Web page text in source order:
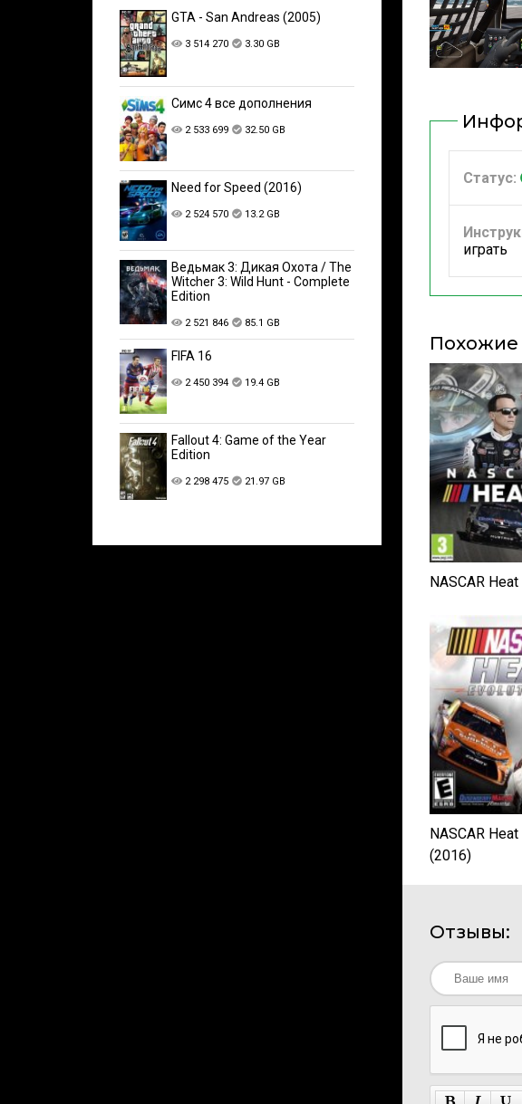
GTA - San Andreas (2005)
3 514 270 3.30 GB
Симс 4 все дополнения
2 533 699 32.50 GB
Need for Speed (2016)
2 524 570 13.2 GB
Ведьмак 3: Дикая Охота / The
Witcher 3: Wild Hunt - Complete
Edition
2 521 846 85.1 GB
FIFA 16
2 450 394 19.4 GB
Fallout 4: Game of the Year
Edition
2 298 475 21.97 GB
Статус:
играть
Похожие
NASCAR Heat
NASCAR
(2016)
Отзывы: